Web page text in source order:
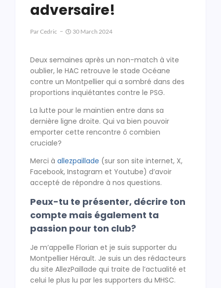
adversaire!
ParCedric 30 March 2024
Deux semaines après un non-match à vite
oublier, le HAC retrouve le stade Océane
contre un Montpellier qui a sombré dans des
proportions inquiétantes contre le PSG.
La lutte pour le maintien entre dans sa
dernière ligne droite. Qui va bien pouvoir
emporter cette rencontre ô combien
cruciale?
Merci à allezpaillade (sur son site internet, X,
Facebook, Instagram et Youtube) d’avoir
accepté de répondre à nos questions.
Peux-tu te présenter, décrire ton
compte mais également ta
passion pour ton club?
Je m’appelle Florian et je suis supporter du
Montpellier Hérault. Je suis un des rédacteurs
du site AllezPaillade qui traite de l’actualité et
celui le plus lu par les supporters du MHSC.